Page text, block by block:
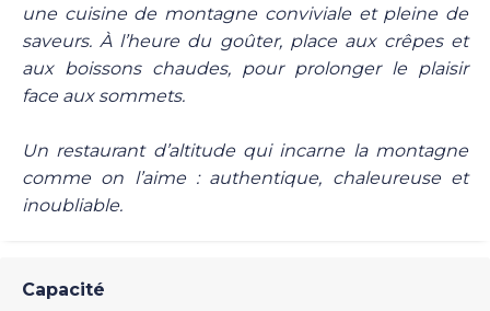
une cuisine de montagne conviviale et pleine de
saveurs. À l’heure du goûter, place aux crêpes et
aux boissons chaudes, pour prolonger le plaisir
face aux sommets.
Un restaurant d’altitude qui incarne la montagne
comme on l’aime : authentique, chaleureuse et
inoubliable.
Capacité